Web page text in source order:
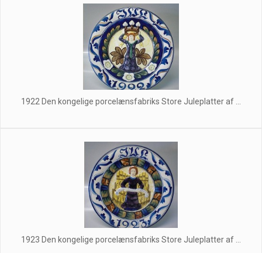
1922 Den kongelige porcelænsfabriks Store Juleplatter af ...
1923 Den kongelige porcelænsfabriks Store Juleplatter af ...